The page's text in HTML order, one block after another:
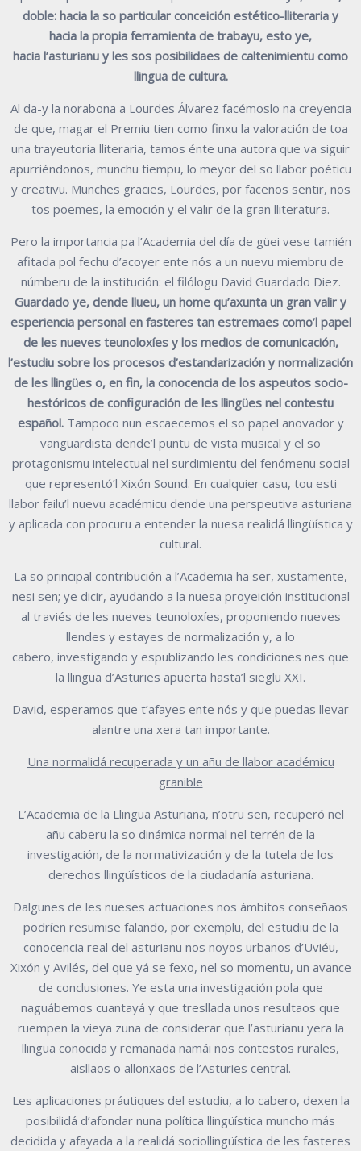
doble: hacia la so particular conceición estético-lliteraria y
hacia la propia ferramienta de trabayu, esto ye,
hacia l’asturianu y les sos posibilidaes de caltenimientu como
llingua de cultura.
Al da-y la norabona a Lourdes Álvarez facémoslo na creyencia
de que, magar el Premiu tien como finxu la valoración de toa
una trayeutoria lliteraria, tamos énte una autora que va siguir
apurriéndonos, munchu tiempu, lo meyor del so llabor poéticu
y creativu. Munches gracies, Lourdes, por facenos sentir, nos
tos poemes, la emoción y el valir de la gran lliteratura.
Pero la importancia pa l’Academia del día de güei vese tamién
afitada pol fechu d’acoyer ente nós a un nuevu miembru de
númberu de la institución: el filólogu David Guardado Diez.
Guardado ye, dende llueu, un home qu’axunta un gran valir y
esperiencia personal en fasteres tan estremaes como’l papel
de lesnueves teunoloxíes y los medios de comunicación,
l’estudiu sobre los procesos d’estandarización y normalización
de les llingües o, en fin, laconocencia de los aspeutos socio-
hestóricos de configuración de les llingües nel contestu
español. Tampoco nun escaecemos el so papel anovadory
vanguardista dende’l puntu de vista musical y el so
protagonismu intelectual nel surdimientu del fenómenu social
que representó’l Xixón Sound. En cualquier casu, tou esti
llabor failu’l nuevu académicu dende una perspeutiva asturiana
y aplicada con procuru a entender la nuesa realidá llingüística y
cultural.
La so principal contribución a l’Academia ha ser, xustamente,
nesi sen; ye dicir, ayudando a la nuesa proyeición institucional
al traviés de les nueves teunoloxíes, proponiendo nueves
llendes y estayes de normalización y, a lo
cabero, investigando y espublizando les condiciones nes que
la llingua d’Asturies apuerta hasta’l sieglu XXI.
David, esperamos que t’afayes ente nós y que puedas llevar
alantre una xera tan importante.
Una normalidá recuperada y un añu de llabor académicu
granible
L’Academia de la Llingua Asturiana, n’otru sen, recuperó nel
añu caberu la so dinámica normal nel terrén de la
investigación, de la normativización y de la tutela de los
derechos llingüísticos de la ciudadanía asturiana.
Dalgunes de les nueses actuaciones nos ámbitos conseñaos
podríen resumise falando, por exemplu, del estudiu de la
conocencia real del asturianu nos noyos urbanos d’Uviéu,
Xixón y Avilés, del que yá se fexo, nel so momentu, un avance
de conclusiones. Ye esta una investigación pola que
naguábemos cuantayá y que tresllada unos resultaos que
ruempen la vieya zuna de considerar que l’asturianu yera la
llingua conocida y remanada namái nos contestos rurales,
aisllaos o allonxaos de l’Asturies central.
Les aplicaciones práutiques del estudiu, a lo cabero, dexen la
posibilidá d’afondar nuna política llingüística muncho más
decidida y afayada a la realidá sociollingüística de les fasteres